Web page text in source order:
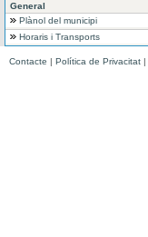
General
Plànol del municipi
Horaris i Transports
Contacte | Política de Privacitat |